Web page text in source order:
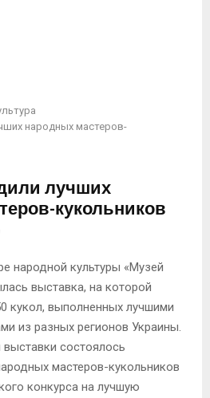
народных мастеров-
лучших
кукольников
народной культуры «Музей
выставка, на которой
кукол, выполненных лучшими
из разных регионов Украины.
состоялось
мастеров-кукольников
конкурса на лучшую